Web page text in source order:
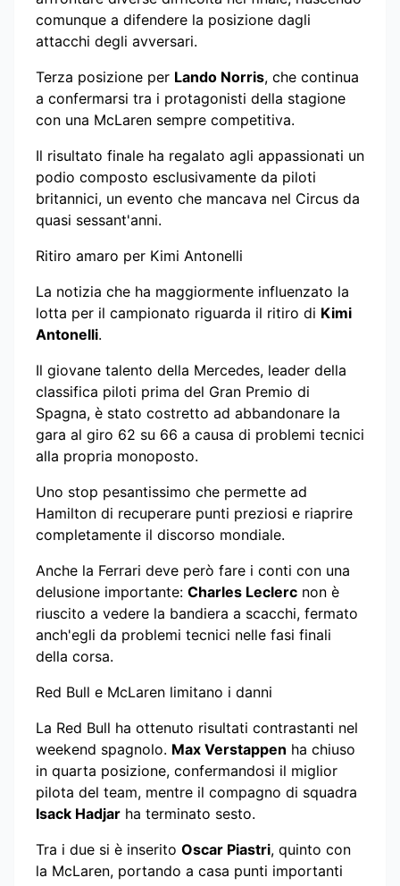
comunque a difendere la posizione dagli
attacchi degli avversari.
Terza posizione per Lando Norris, che continua
a confermarsi tra i protagonisti della stagione
con una McLaren sempre competitiva.
Il risultato finale ha regalato agli appassionati un
podio composto esclusivamente da piloti
britannici, un evento che mancava nel Circus da
quasi sessant'anni.
Ritiro amaro per Kimi Antonelli
La notizia che ha maggiormente influenzato la
lotta per il campionato riguarda il ritiro di Kimi
Antonelli.
Il giovane talento della Mercedes, leader della
classifica piloti prima del Gran Premio di
Spagna, è stato costretto ad abbandonare la
gara al giro 62 su 66 a causa di problemi tecnici
alla propria monoposto.
Uno stop pesantissimo che permette ad
Hamilton di recuperare punti preziosi e riaprire
completamente il discorso mondiale.
Anche la Ferrari deve però fare i conti con una
delusione importante: Charles Leclerc non è
riuscito a vedere la bandiera a scacchi, fermato
anch'egli da problemi tecnici nelle fasi finali
della corsa.
Red Bull e McLaren limitano i danni
La Red Bull ha ottenuto risultati contrastanti nel
weekend spagnolo. Max Verstappen ha chiuso
in quarta posizione, confermandosi il miglior
pilota del team, mentre il compagno di squadra
Isack Hadjar ha terminato sesto.
Tra i due si è inserito Oscar Piastri, quinto con
la McLaren, portando a casa punti importanti